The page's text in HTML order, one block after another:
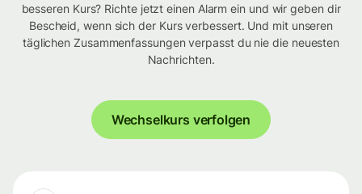
besseren Kurs? Richte jetzt einen Alarm ein und wir geben dir
Bescheid, wenn sich der Kurs verbessert. Und mit unseren
täglichen Zusammenfassungen verpasst du nie die neuesten
Nachrichten.
Wechselkurs verfolgen